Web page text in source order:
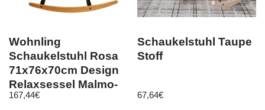
Wohnling
Schaukelstuhl Rosa
71x76x70cm Design
Relaxsessel Malmo-
Stoff / Holz | Schwin
167,44€
Schaukelstuhl Taupe
Stoff
67,64€